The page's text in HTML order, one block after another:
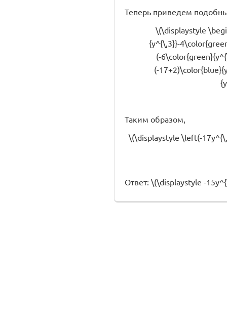
Теперь приведем
\(\displaystyle
{y^{\,3}}-
(-
(-
Таким образом,
\(\displaystyle \left(-
Ответ: \(\displaystyle -